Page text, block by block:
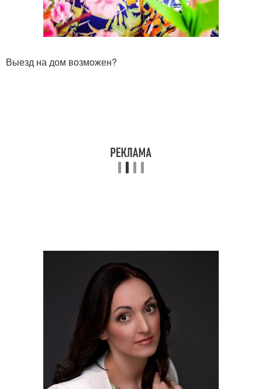
Выезд на дом возможен?